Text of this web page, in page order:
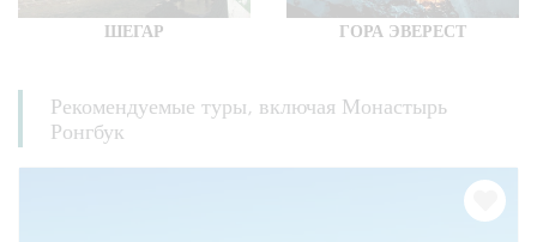
ШЕГАР ГОРА ЭВЕРЕСТ
Рекомендуемые туры, включая Монастырь
Ронгбук